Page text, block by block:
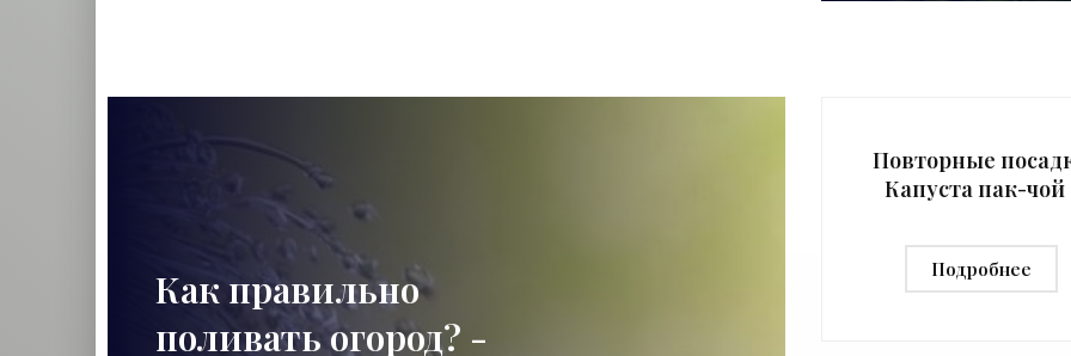
Как правильно
поливать огород? -
Повторные
Капуста пак-чой
Подробнее